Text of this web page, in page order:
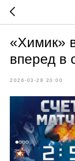
«Химик»
вперед в
2026-03-28 20:00